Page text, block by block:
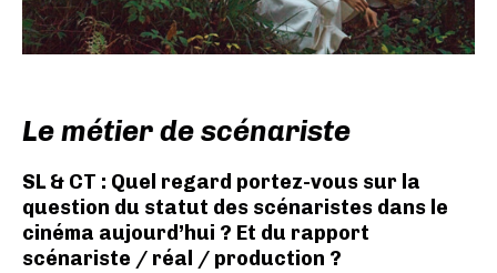
Le métier de scénariste
SL & CT : Quel regard portez-vous sur la
question du statut des scénaristes dans le
cinéma aujourd’hui ? Et du rapport
scénariste / réal / production ?